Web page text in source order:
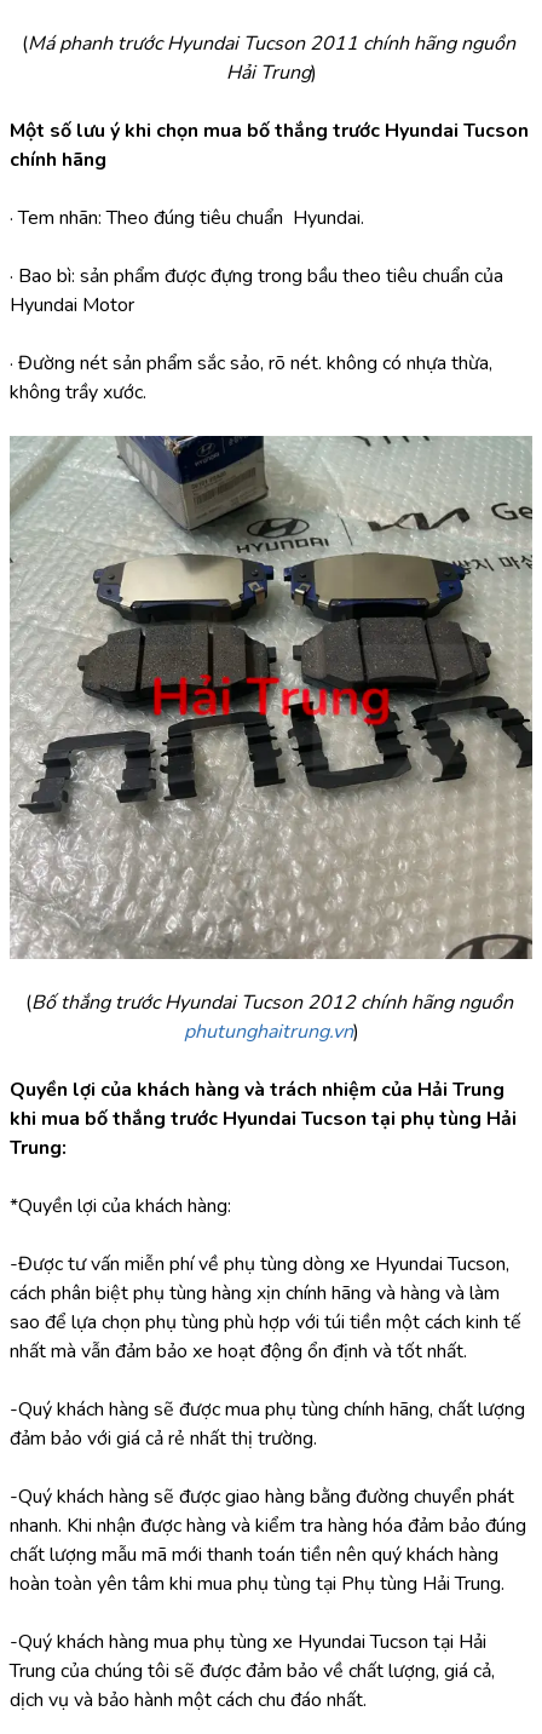
(Má phanh trước Hyundai Tucson 2011 chính hãng nguồn
Hải Trung)
Một số lưu ý khi chọn mua bố thắng trước Hyundai Tucson
chính hãng
· Tem nhãn: Theo đúng tiêu chuẩn  Hyundai.
· Bao bì: sản phẩm được đựng trong bầu theo tiêu chuẩn của
Hyundai Motor
· Đường nét sản phẩm sắc sảo, rõ nét. không có nhựa thừa,
không trầy xước.
(
Bố thắng trước Hyundai Tucson 2012 chính hãng nguồn
phutunghaitrung.vn)
Quyền lợi của khách hàng và trách nhiệm của Hải Trung
khi mua bố thắng trước Hyundai Tucson tại phụ tùng Hải
Trung:
*Quyền lợi của khách hàng:
-Được tư vấn miễn phí về phụ tùng dòng xe Hyundai Tucson,
cách phân biệt phụ tùng hàng xịn chính hãng và hàng và làm
sao để lựa chọn phụ tùng phù hợp với túi tiền một cách kinh tế
nhất mà vẫn đảm bảo xe hoạt động ổn định và tốt nhất.
-Quý khách hàng sẽ được mua phụ tùng chính hãng, chất lượng
đảm bảo với giá cả rẻ nhất thị trường.
-Quý khách hàng sẽ được giao hàng bằng đường chuyển phát
nhanh. Khi nhận được hàng và kiểm tra hàng hóa đảm bảo đúng
chất lượng mẫu mã mới thanh toán tiền nên quý khách hàng
hoàn toàn yên tâm khi mua phụ tùng tại Phụ tùng Hải Trung.
-Quý khách hàng mua phụ tùng xe Hyundai Tucson tại Hải
Trung của chúng tôi sẽ được đảm bảo về chất lượng, giá cả,
dịch vụ và bảo hành một cách chu đáo nhất.